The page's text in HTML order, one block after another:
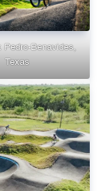
Pedro-Benavides,
Texas